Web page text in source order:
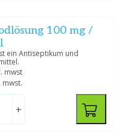
100 mg /
ein Antiseptikum und
mwst
mwst.
+